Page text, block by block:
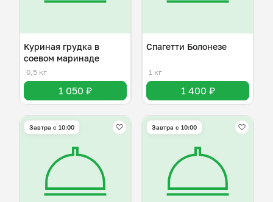
Куриная грудка в
соевом маринаде
0,5 кг
1 050 ₽
Спагетти Болонезе
1 кг
1 400 ₽
Завтра c 10:00 Завтра c 10:00